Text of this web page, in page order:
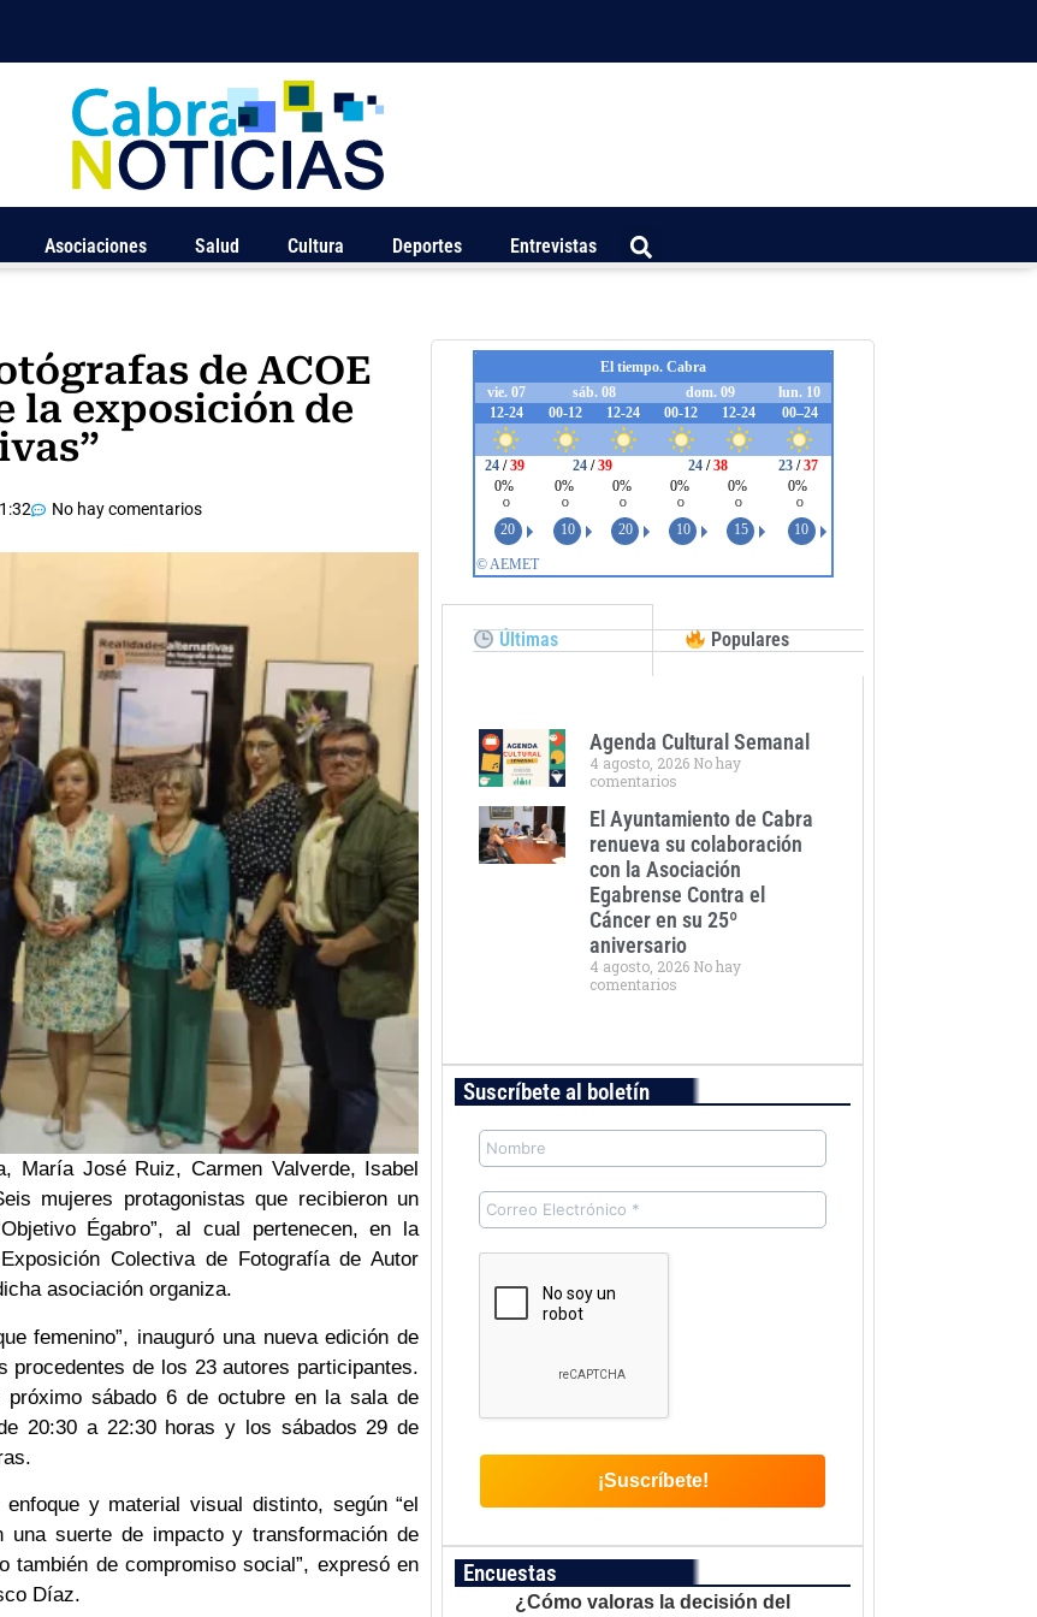
Asociaciones Salud Cultura Deportes Entrevistas
de ACOE
la exposición de
No hay comentarios
María José Ruiz, Carmen Valverde, Isabel
mujeres protagonistas que recibieron un
Égabro”, al cual pertenecen, en la
Colectiva de Fotografía de Autor
asociación organiza.
femenino”, inauguró una nueva edición de
procedentes de los 23 autores participantes.
sábado 6 de octubre en la sala de
20:30 a 22:30 horas y los sábados 29 de
y material visual distinto, según “el
suerte de impacto y transformación de
también de compromiso social”, expresó en
Díaz.
Últimas Populares
Agenda Cultural Semanal
4 agosto, 2026 No hay
comentarios
El Ayuntamiento de Cabra
renueva su colaboración
con la Asociación
Egabrense Contra el
Cáncer en su 25º
aniversario
4 agosto, 2026 No hay
comentarios
Suscríbete al boletín
Encuestas
¿Cómo valoras la decisión del